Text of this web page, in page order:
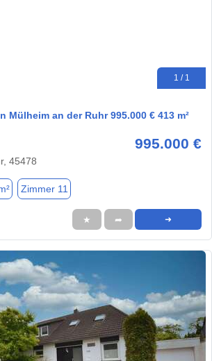
1 / 1
Mülheim an der Ruhr 995.000 € 413 m²
995.000 €
45478
Zimmer 11
★ ➦ ➜